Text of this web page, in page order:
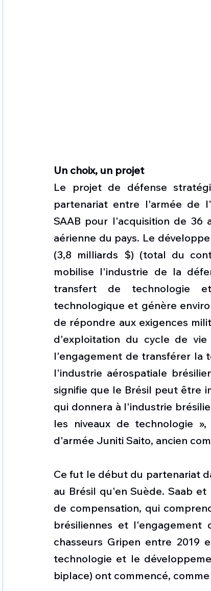
Un choix, un projet
Le projet de défense
partenariat entre l'armée de
SAAB pour l'acquisition de 36
aérienne du pays. Le
(3,8 milliards $) (total du
mobilise l'industrie de la
transfert de technologie
technologique et génère
de répondre aux exigences
d'exploitation du cycle de
l'engagement de transférer la
l'industrie aérospatiale
signifie que le Brésil peut être
qui donnera à l'industrie
les niveaux de technologie
d'armée Juniti Saito, ancien
Ce fut le début du partenariat
au Brésil qu'en Suède. Saab
de compensation, qui
brésiliennes et
chasseurs Gripen entre 2019
technologie et le
biplace) ont commencé,